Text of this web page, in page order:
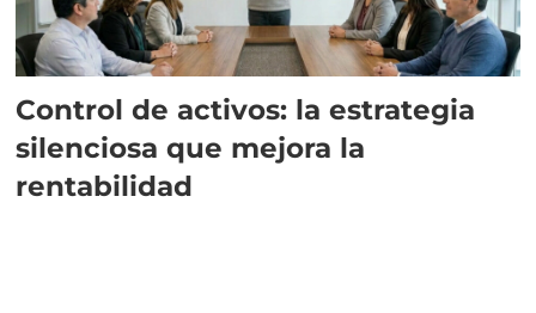
Control de activos: la estrategia
silenciosa que mejora la
rentabilidad